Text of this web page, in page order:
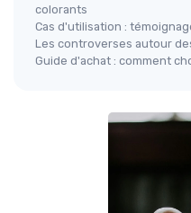
colorants
Cas d'utilisation :
Les controverses autour
Guide d'achat : comment